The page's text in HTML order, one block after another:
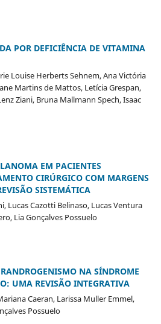
POR DEFICIÊNCIA DE VITAMINA
Louise Herberts Sehnem, Ana Victória
Martins de Mattos, Letícia Grespan,
Ziani, Bruna Mallmann Spech, Isaac
EM PACIENTES
CIRÚRGICO COM MARGENS
SISTEMÁTICA
Lucas Cazotti Belinaso, Lucas Ventura
Lia Gonçalves Possuelo
NA SÍNDROME
UMA REVISÃO INTEGRATIVA
Caeran, Larissa Muller Emmel,
Possuelo